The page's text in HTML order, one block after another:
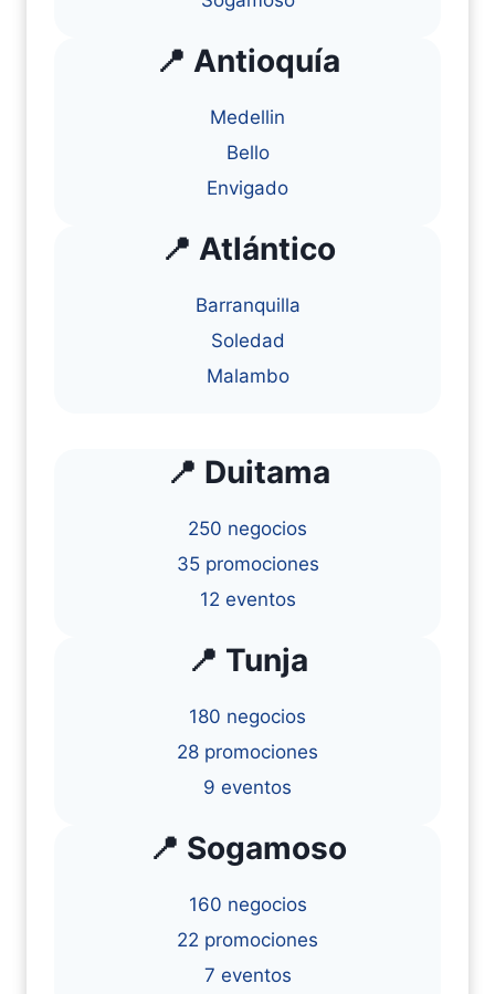
📍 Antioquía
Medellin
Bello
Envigado
📍 Atlántico
Barranquilla
Soledad
Malambo
📍 Duitama
250 negocios
35 promociones
12 eventos
📍 Tunja
180 negocios
28 promociones
9 eventos
📍 Sogamoso
160 negocios
22 promociones
7 eventos